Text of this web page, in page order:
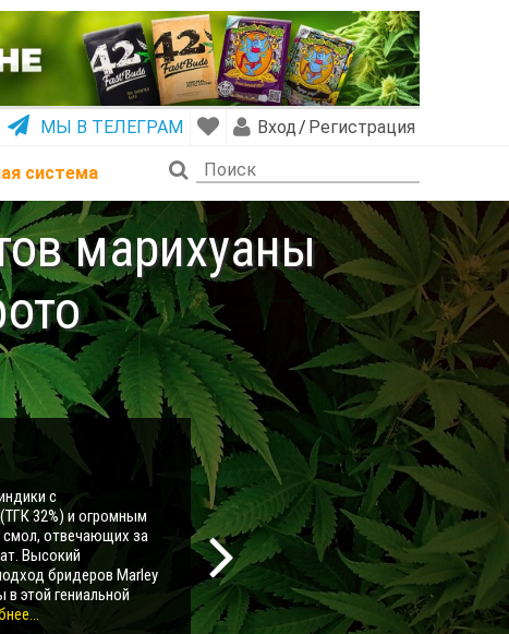
МЫ В ТЕЛЕГРАМ Вход/ Регистрация
система
марихуаны
с
32%) и огромным
смол, отвечающих за
Высокий
бридеров Marley
этой гениальной